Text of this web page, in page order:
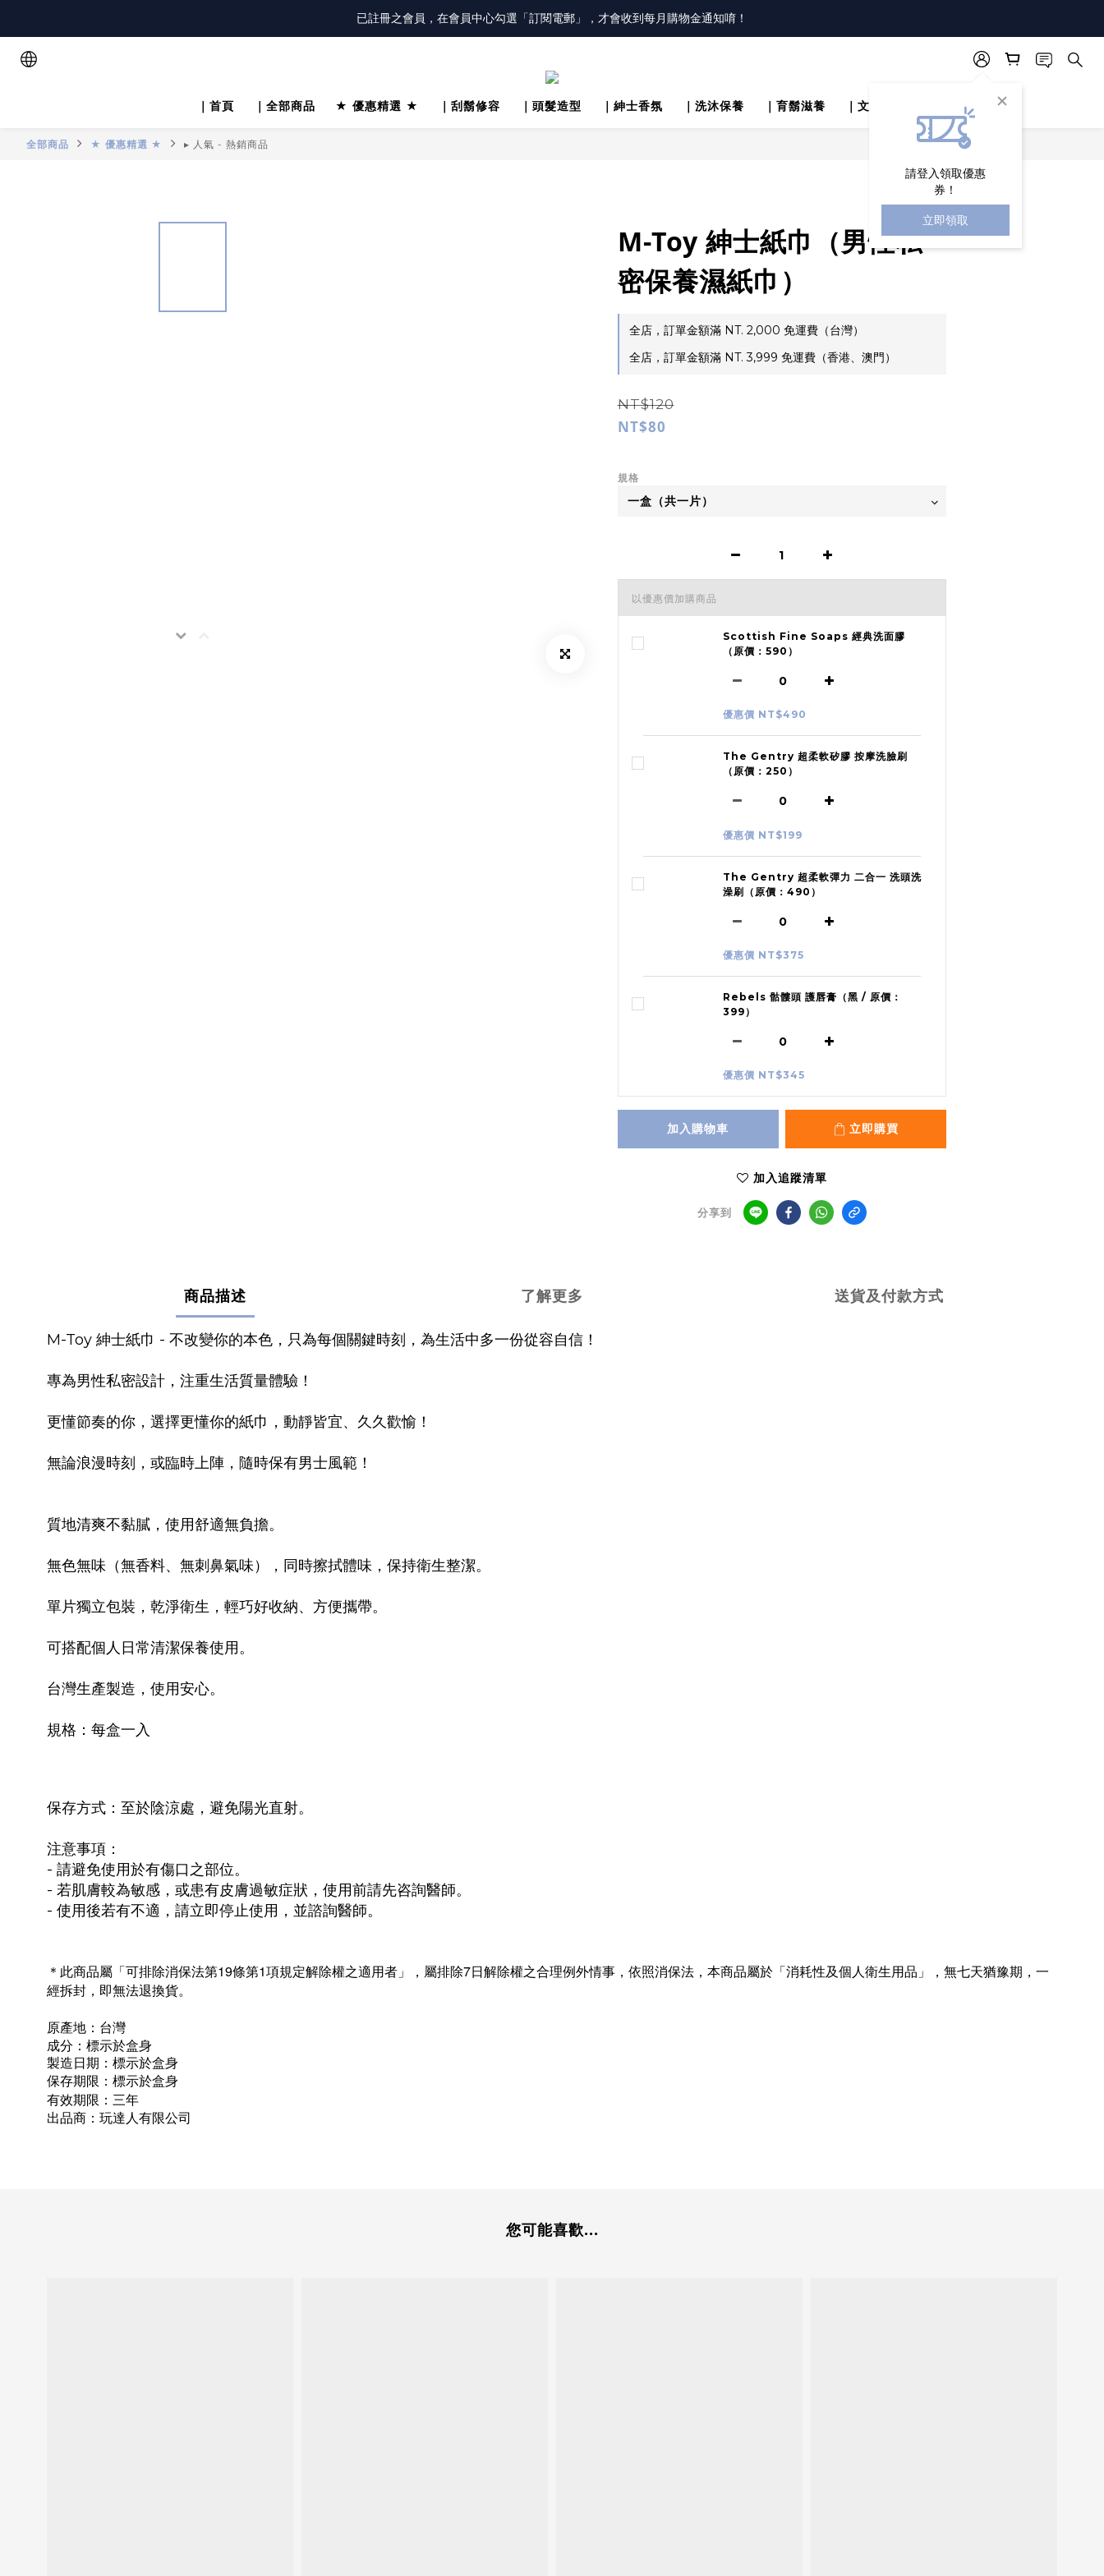
註冊會員「送100元購物金」，同時勾選「接收優惠通知」，還有每月購物金唷！
已註冊之會員，在會員中心勾選「訂閱電郵」，才會收到每月購物金通知唷！
請登入領取優惠
券！
立即領取
｜首頁 ｜全部商品 ★ 優惠精選 ★ ｜刮鬍修容 ｜頭髮造型 ｜紳士香氛 ｜洗沐保養 ｜育鬍滋養 ｜文章分享
全部商品 ★ 優惠精選 ★ ▸ 人氣 - 熱銷商品
M-Toy 紳士紙巾（男性私
密保養濕紙巾）
全店，訂單金額滿 NT. 2,000 免運費（台灣）
全店，訂單金額滿 NT. 3,999 免運費（香港、澳門）
NT$120
NT$80
規格
以優惠價加購商品
Scottish Fine Soaps 經典洗面膠
（原價：590）
優惠價 NT$490
The Gentry 超柔軟矽膠 按摩洗臉刷
（原價：250）
優惠價 NT$199
The Gentry 超柔軟彈力 二合一 洗頭洗
澡刷（原價：490）
優惠價 NT$375
Rebels 骷髏頭 護唇膏（黑 / 原價：
399）
優惠價 NT$345
加入購物車 立即購買
加入追蹤清單
分享到
商品描述 了解更多 送貨及付款方式
M-Toy 紳士紙巾 - 不改變你的本色，只為每個關鍵時刻，為生活中多一份從容自信！
專為男性私密設計，注重生活質量體驗！
更懂節奏的你，選擇更懂你的紙巾，動靜皆宜、久久歡愉！
無論浪漫時刻，或臨時上陣，隨時保有男士風範！
質地清爽不黏膩，使用舒適無負擔。
無色無味（無香料、無刺鼻氣味），同時擦拭體味，保持衛生整潔。
單片獨立包裝，乾淨衛生，輕巧好收納、方便攜帶。
可搭配個人日常清潔保養使用。
台灣生產製造，使用安心。
規格：每盒一入
保存方式：至於陰涼處，避免陽光直射。
注意事項：
- 請避免使用於有傷口之部位。
- 若肌膚較為敏感，或患有皮膚過敏症狀，使用前請先咨詢醫師。
- 使用後若有不適，請立即停止使用，並諮詢醫師。
＊ 此商品屬「可排除消保法第19條第1項規定解除權之適用者」，屬排除7日解除權之合理例外情事，依照消保法，本商品屬於「消耗性及個人衛生用品」，無七天猶豫期，一
經拆封，即無法退換貨。
原產地：台灣
成分：標示於盒身
製造日期：標示於盒身
保存期限：標示於盒身
有效期限：三年
出品商：玩達人有限公司
您可能喜歡...